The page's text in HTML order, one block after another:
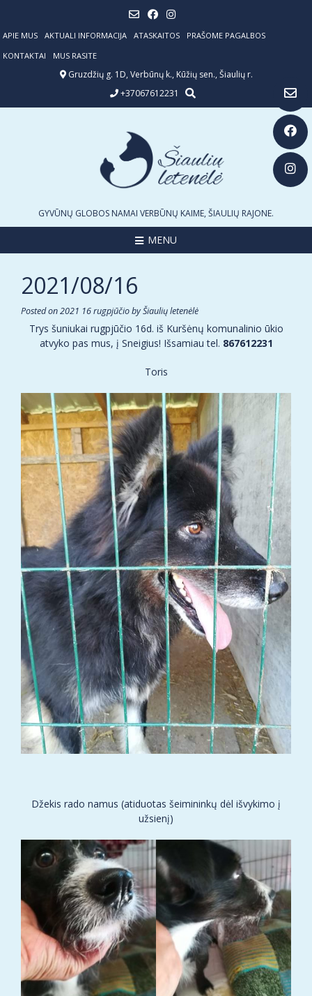
content
APIE MUS AKTUALI INFORMACIJA ATASKAITOS
PRAŠOME PAGALBOS
KONTAKTAI
MUS RASITE
Gruzdžių g. 1D, Verbūnų k., Kūžių sen., Šiaulių r.
+37067612231
GYVŪNŲ GLOBOS NAMAI VERBŪNŲ KAIME, ŠIAULIŲ RAJONE.
MENU
2021/08/16
Posted on2021 16 rugpjūčiobyŠiaulių letenėlė
Trys šuniukai rugpjūčio 16d. iš Kuršėnų komunalinio ūkio
atvyko pas mus, į Sneigius! Išsamiau tel. 867612231
Toris
Džekis rado namus (atiduotas šeimininkų dėl išvykimo į
užsienį)